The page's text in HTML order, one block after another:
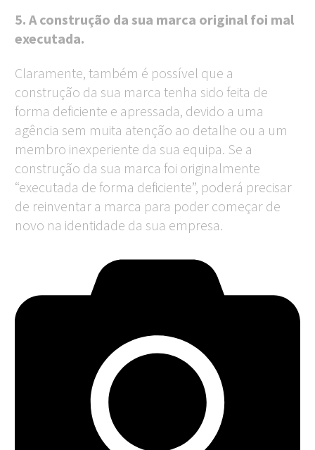
5. A construção da sua marca original foi mal
executada.
Claramente, também é possível que a
construção da sua marca tenha sido feita de
forma deficiente e apressada, devido a uma
agência sem muita atenção ao detalhe ou a um
membro inexperiente da sua equipa. Se a
construção da sua marca foi originalmente
“executada de forma deficiente”, poderá precisar
de reinventar a marca para poder começar de
novo na identidade da sua empresa.